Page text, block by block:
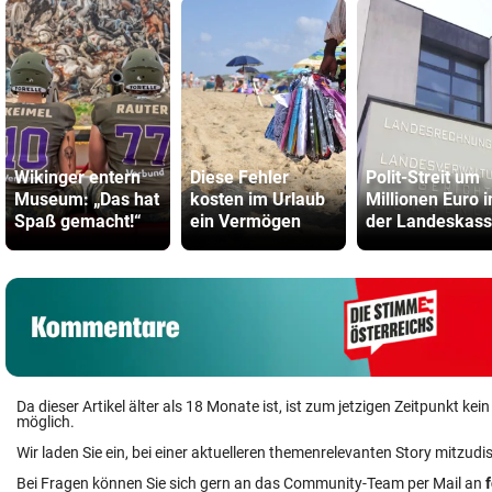
Wikinger entern
Museum: „Das hat
Spaß gemacht!“
Diese Fehler
kosten im Urlaub
ein Vermögen
Polit-Streit um
Millionen Euro
der
Da dieser Artikel älter als 18 Monate ist, ist zum jetzigen Zeitpunkt
möglich.
Wir laden Sie ein, bei einer aktuelleren themenrelevanten Story
Bei Fragen können Sie sich gern an das Community-Team per Mail an